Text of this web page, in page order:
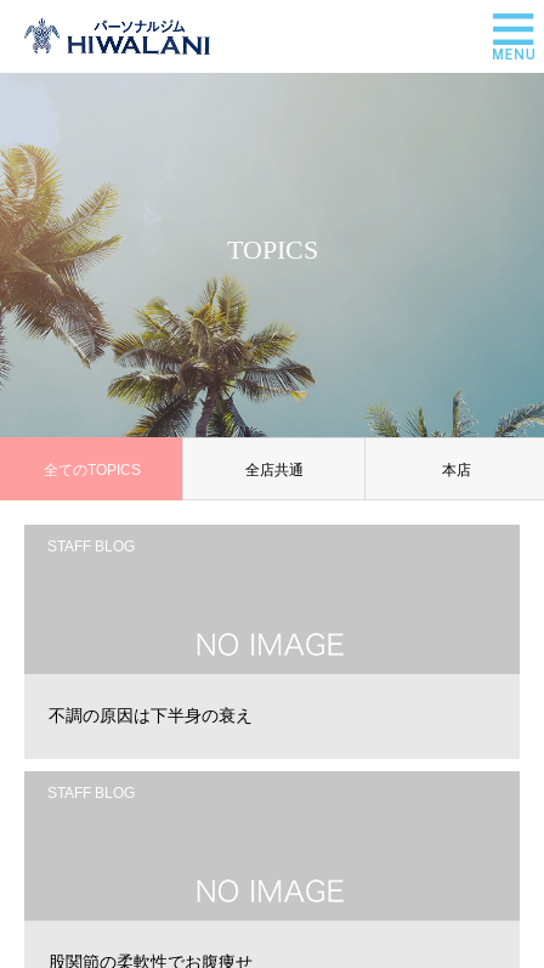
TOPICS
全てのTOPICS 全店共通 本店
STAFF BLOG
不調の原因は下半身の衰え
STAFF BLOG
股関節の柔軟性でお腹痩せ